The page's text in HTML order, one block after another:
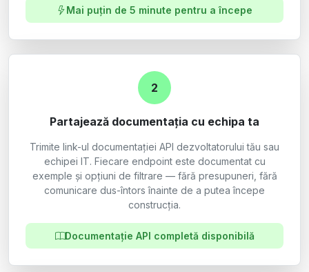
Mai puțin de 5 minute pentru a începe
2
Partajează documentația cu echipa ta
Trimite link-ul documentației API dezvoltatorului tău sau
echipei IT. Fiecare endpoint este documentat cu
exemple și opțiuni de filtrare — fără presupuneri, fără
comunicare dus-întors înainte de a putea începe
construcția.
Documentație API completă disponibilă